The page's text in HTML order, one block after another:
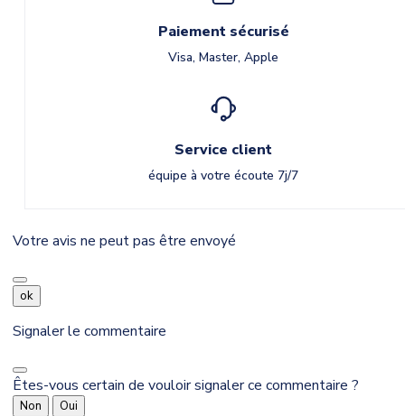
Paiement sécurisé
Visa, Master, Apple
Service client
équipe à votre écoute 7j/7
Votre avis ne peut pas être envoyé
ok
Signaler le commentaire
Êtes-vous certain de vouloir signaler ce commentaire ?
Non Oui